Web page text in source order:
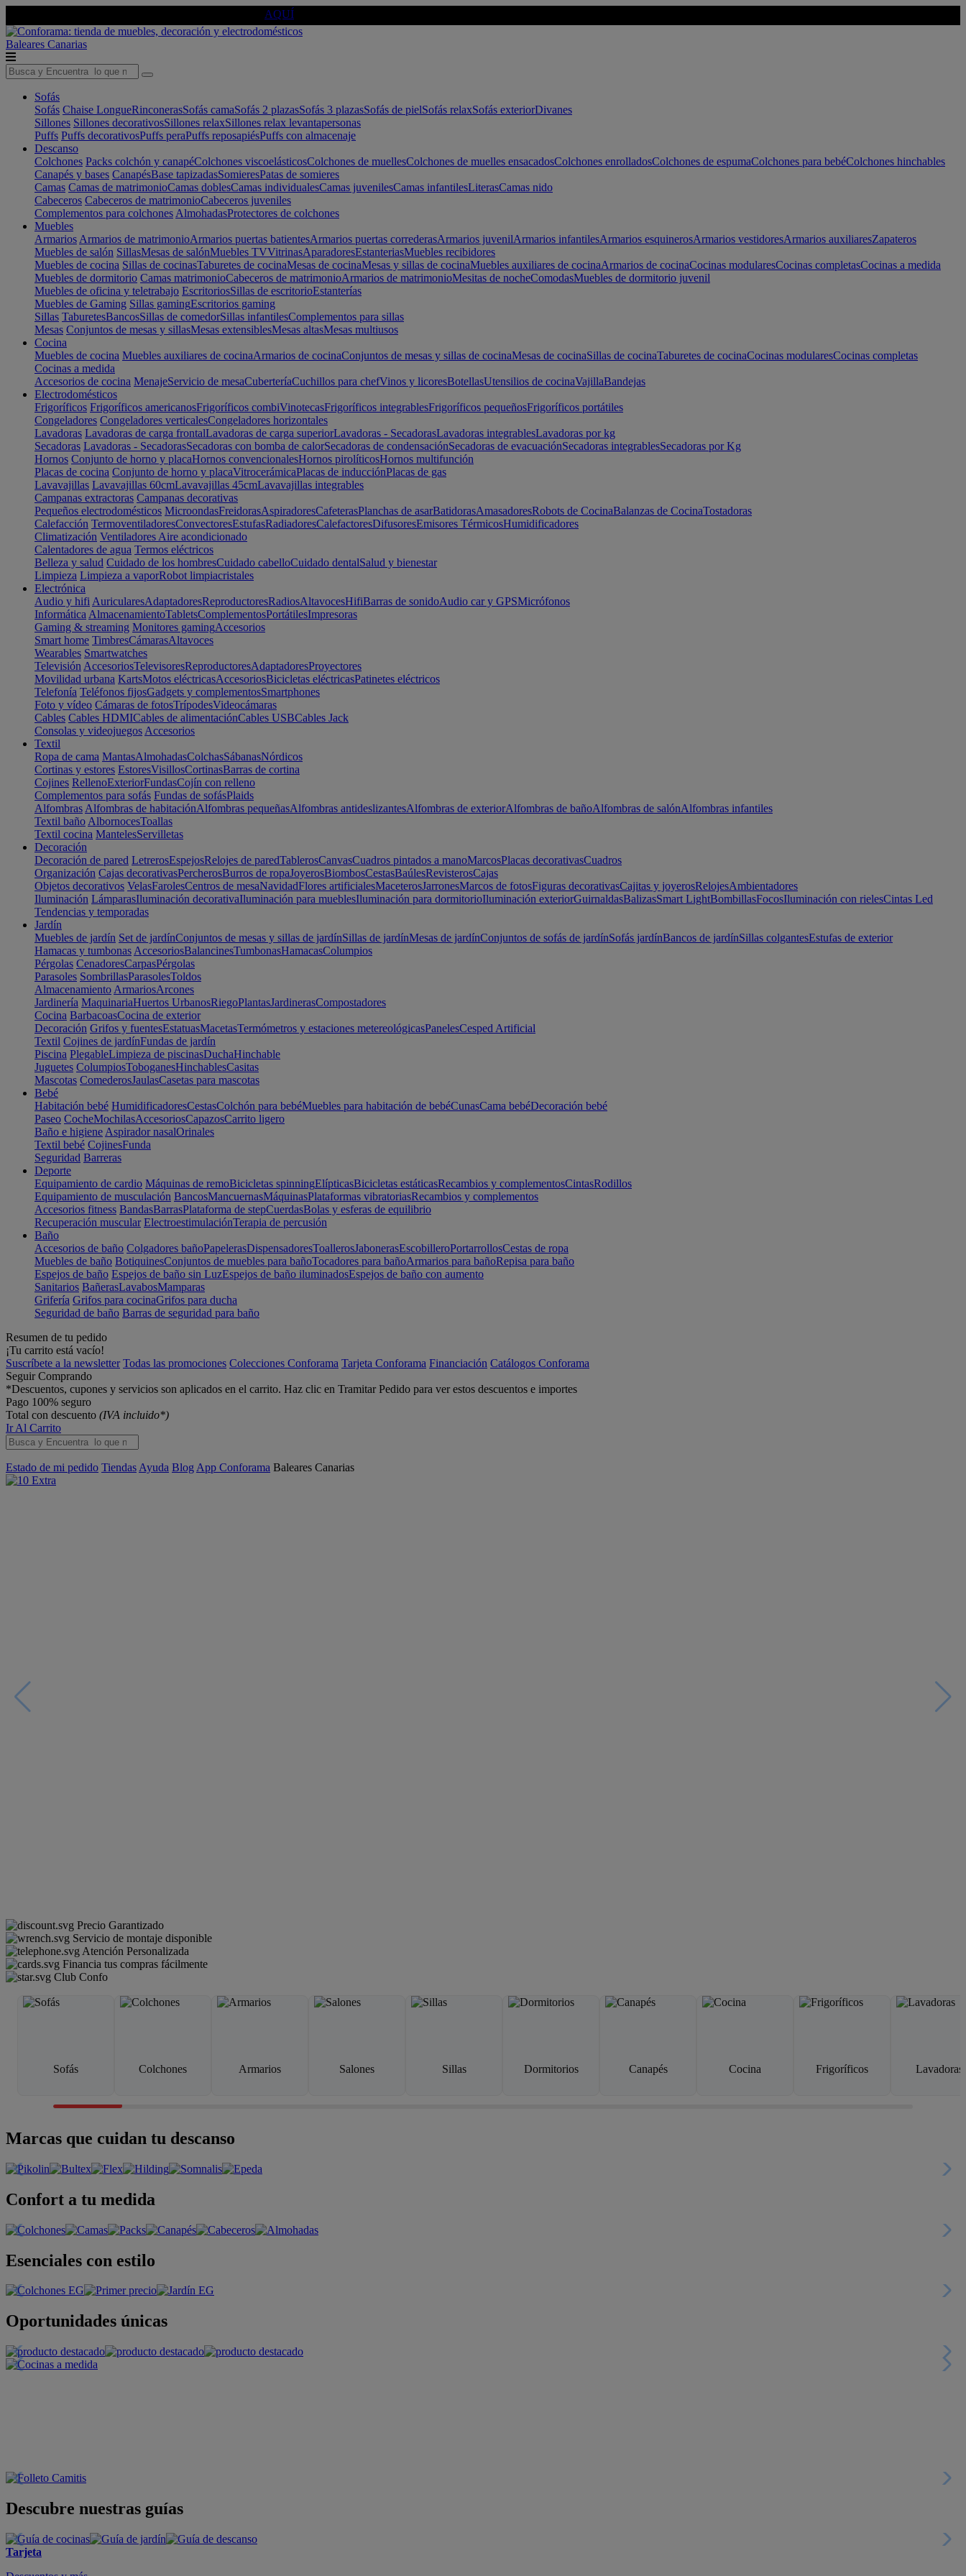
AQUÍ
Baleares Canarias
Sofás
Sofás Chaise LongueRinconerasSofás camaSofás 2 plazasSofás 3 plazasSofás de pielSofás relaxSofás exteriorDivanes
Sillones Sillones decorativosSillones relaxSillones relax levantapersonas
Puffs Puffs decorativosPuffs peraPuffs reposapiésPuffs con almacenaje
Descanso
Colchones Packs colchón y canapéColchones viscoelásticosColchones de muellesColchones de muelles ensacadosColchones enrolladosColchones de espumaColchones para bebéColchones hinchables
Canapés y bases CanapésBase tapizadasSomieresPatas de somieres
Camas Camas de matrimonioCamas doblesCamas individualesCamas juvenilesCamas infantilesLiterasCamas nido
Cabeceros Cabeceros de matrimonioCabeceros juveniles
Complementos para colchones AlmohadasProtectores de colchones
Muebles
Armarios Armarios de matrimonioArmarios puertas batientesArmarios puertas correderasArmarios juvenilArmarios infantilesArmarios esquinerosArmarios vestidoresArmarios auxiliaresZapateros
Muebles de salón SillasMesas de salónMuebles TVVitrinasAparadoresEstanteriasMuebles recibidores
Muebles de cocina Sillas de cocinasTaburetes de cocinaMesas de cocinaMesas y sillas de cocinaMuebles auxiliares de cocinaArmarios de cocinaCocinas modularesCocinas completasCocinas a medida
Muebles de dormitorio Camas matrimonioCabeceros de matrimonioArmarios de matrimonioMesitas de nocheComodasMuebles de dormitorio juvenil
Muebles de oficina y teletrabajo EscritoriosSillas de escritorioEstanterías
Muebles de Gaming Sillas gamingEscritorios gaming
Sillas TaburetesBancosSillas de comedorSillas infantilesComplementos para sillas
Mesas Conjuntos de mesas y sillasMesas extensiblesMesas altasMesas multiusos
Cocina
Muebles de cocina Muebles auxiliares de cocinaArmarios de cocinaConjuntos de mesas y sillas de cocinaMesas de cocinaSillas de cocinaTaburetes de cocinaCocinas modularesCocinas completas
Cocinas a medida
Accesorios de cocina MenajeServicio de mesaCuberteríaCuchillos para chefVinos y licoresBotellasUtensilios de cocinaVajillaBandejas
Electrodomésticos
Frigoríficos Frigoríficos americanosFrigoríficos combiVinotecasFrigoríficos integrablesFrigoríficos pequeñosFrigoríficos portátiles
Congeladores Congeladores verticalesCongeladores horizontales
Lavadoras Lavadoras de carga frontalLavadoras de carga superiorLavadoras - SecadorasLavadoras integrablesLavadoras por kg
Secadoras Lavadoras - SecadorasSecadoras con bomba de calorSecadoras de condensaciónSecadoras de evacuaciónSecadoras integrablesSecadoras por Kg
Hornos Conjunto de horno y placaHornos convencionalesHornos pirolíticosHornos multifunción
Placas de cocina Conjunto de horno y placaVitrocerámicaPlacas de inducciónPlacas de gas
Lavavajillas Lavavajillas 60cmLavavajillas 45cmLavavajillas integrables
Campanas extractoras Campanas decorativas
Pequeños electrodomésticos MicroondasFreidorasAspiradoresCafeterasPlanchas de asarBatidorasAmasadoresRobots de CocinaBalanzas de CocinaTostadoras
Calefacción TermoventiladoresConvectoresEstufasRadiadoresCalefactoresDifusoresEmisores TérmicosHumidificadores
Climatización Ventiladores Aire acondicionado
Calentadores de agua Termos eléctricos
Belleza y salud Cuidado de los hombresCuidado cabelloCuidado dentalSalud y bienestar
Limpieza Limpieza a vaporRobot limpiacristales
Electrónica
Audio y hifi AuricularesAdaptadoresReproductoresRadiosAltavocesHifiBarras de sonidoAudio car y GPSMicrófonos
Informática AlmacenamientoTabletsComplementosPortátilesImpresoras
Gaming & streaming Monitores gamingAccesorios
Smart home TimbresCámarasAltavoces
Wearables Smartwatches
Televisión AccesoriosTelevisoresReproductoresAdaptadoresProyectores
Movilidad urbana KartsMotos eléctricasAccesoriosBicicletas eléctricasPatinetes eléctricos
Telefonía Teléfonos fijosGadgets y complementosSmartphones
Foto y vídeo Cámaras de fotosTrípodesVideocámaras
Cables Cables HDMICables de alimentaciónCables USBCables Jack
Consolas y videojuegos Accesorios
Textil
Ropa de cama MantasAlmohadasColchasSábanasNórdicos
Cortinas y estores EstoresVisillosCortinasBarras de cortina
Cojines RellenoExteriorFundasCojín con relleno
Complementos para sofás Fundas de sofásPlaids
Alfombras Alfombras de habitaciónAlfombras pequeñasAlfombras antideslizantesAlfombras de exteriorAlfombras de bañoAlfombras de salónAlfombras infantiles
Textil baño AlbornocesToallas
Textil cocina MantelesServilletas
Decoración
Decoración de pared LetrerosEspejosRelojes de paredTablerosCanvasCuadros pintados a manoMarcosPlacas decorativasCuadros
Organización Cajas decorativasPercherosBurros de ropaJoyerosBiombosCestasBaúlesRevisterosCajas
Objetos decorativos VelasFarolesCentros de mesaNavidadFlores artificialesMaceterosJarronesMarcos de fotosFiguras decorativasCajitas y joyerosRelojesAmbientadores
Iluminación LámparasIluminación decorativaIluminación para mueblesIluminación para dormitorioIluminación exteriorGuirnaldasBalizasSmart LightBombillasFocosIluminación con rielesCintas Led
Tendencias y temporadas
Jardín
Muebles de jardín Set de jardínConjuntos de mesas y sillas de jardínSillas de jardínMesas de jardínConjuntos de sofás de jardínSofás jardínBancos de jardínSillas colgantesEstufas de exterior
Hamacas y tumbonas AccesoriosBalancinesTumbonasHamacasColumpios
Pérgolas CenadoresCarpasPérgolas
Parasoles SombrillasParasolesToldos
Almacenamiento ArmariosArcones
Jardinería MaquinariaHuertos UrbanosRiegoPlantasJardinerasCompostadores
Cocina BarbacoasCocina de exterior
Decoración Grifos y fuentesEstatuasMacetasTermómetros y estaciones metereológicasPanelesCesped Artificial
Textil Cojines de jardínFundas de jardín
Piscina PlegableLimpieza de piscinasDuchaHinchable
Juguetes ColumpiosToboganesHinchablesCasitas
Mascotas ComederosJaulasCasetas para mascotas
Bebé
Habitación bebé HumidificadoresCestasColchón para bebéMuebles para habitación de bebéCunasCama bebéDecoración bebé
Paseo CocheMochilasAccesoriosCapazosCarrito ligero
Baño e higiene Aspirador nasalOrinales
Textil bebé CojinesFunda
Seguridad Barreras
Deporte
Equipamiento de cardio Máquinas de remoBicicletas spinningElípticasBicicletas estáticasRecambios y complementosCintasRodillos
Equipamiento de musculación BancosMancuernasMáquinasPlataformas vibratoriasRecambios y complementos
Accesorios fitness BandasBarrasPlataforma de stepCuerdasBolas y esferas de equilibrio
Recuperación muscular ElectroestimulaciónTerapia de percusión
Baño
Accesorios de baño Colgadores bañoPapelerasDispensadoresToallerosJabonerasEscobilleroPortarrollosCestas de ropa
Muebles de baño BotiquinesConjuntos de muebles para bañoTocadores para bañoArmarios para bañoRepisa para baño
Espejos de baño Espejos de baño sin LuzEspejos de baño iluminadosEspejos de baño con aumento
Sanitarios BañerasLavabosMamparas
Grifería Grifos para cocinaGrifos para ducha
Seguridad de baño Barras de seguridad para baño
Resumen de tu pedido
¡Tu carrito está vacío!
Suscríbete a la newsletter Todas las promociones Colecciones Conforama Tarjeta Conforama Financiación Catálogos Conforama
Seguir Comprando
*Descuentos, cupones y servicios son aplicados en el carrito. Haz clic en Tramitar Pedido para ver estos descuentos e importes
Pago 100% seguro
Total con descuento (IVA incluido*)
Ir Al Carrito
Estado de mi pedido Tiendas Ayuda Blog App Conforama Baleares Canarias
Precio Garantizado
Servicio de montaje disponible
Atención Personalizada
Financia tus compras fácilmente
Club Confo
Sofás Colchones Armarios Salones Sillas Dormitorios Canapés Cocina Frigoríficos Lavadoras
Marcas que cuidan tu descanso
Confort a tu medida
Esenciales con estilo
Oportunidades únicas
Descubre nuestras guías
Tarjeta